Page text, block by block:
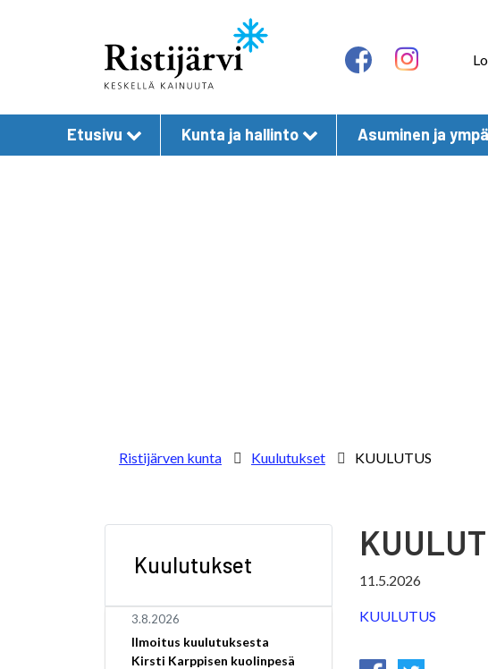
Etusivu Kunta ja hallinto Asuminen ja
Ristijärven kunta Kuulutukset KUULUTUS
Kuulutukset
3.8.2026
Ilmoitus kuulutuksesta
Kirsti Karppisen kuolinpesä
11.5.2026
KUULUTUS